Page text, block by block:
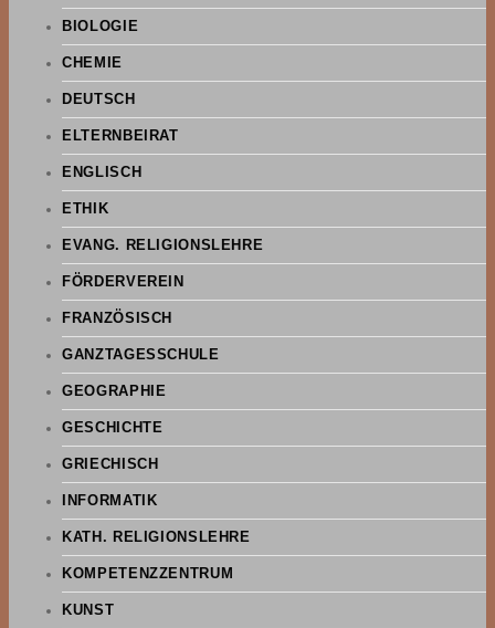
BIOLOGIE
CHEMIE
DEUTSCH
ELTERNBEIRAT
ENGLISCH
ETHIK
EVANG. RELIGIONSLEHRE
FÖRDERVEREIN
FRANZÖSISCH
GANZTAGESSCHULE
GEOGRAPHIE
GESCHICHTE
GRIECHISCH
INFORMATIK
KATH. RELIGIONSLEHRE
KOMPETENZZENTRUM
KUNST